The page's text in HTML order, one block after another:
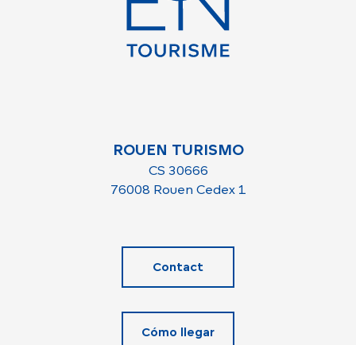
ROUEN TURISMO
CS 30666
76008 Rouen Cedex 1
Contact
Cómo llegar